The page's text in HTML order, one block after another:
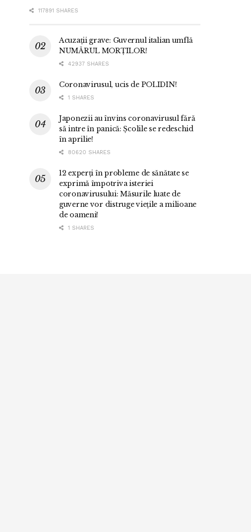
117891 SHARES
Acuzații grave: Guvernul italian umflă
NUMĂRUL MORȚILOR!
42937 SHARES
Coronavirusul, ucis de POLIDIN!
1 SHARES
Japonezii au învins coronavirusul fără
să intre în panică: Școlile se redeschid
în aprilie!
80620 SHARES
12 experți în probleme de sănătate se
exprimă împotriva isteriei
coronavirusului: Măsurile luate de
guverne vor distruge viețile a milioane
de oameni!
1 SHARES